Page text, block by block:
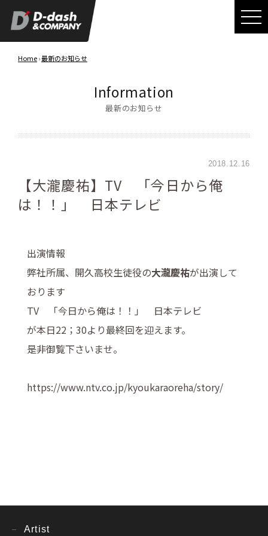
Home›最新のお知らせ
Information
最新のお知らせ
2018.12.16
【大瀧慶祐】TV 「今日から俺
は！！」 日本テレビ
出演情報
弊社所属、開久高校生徒役の大瀧慶祐が出演して
おります
TV 「今日から俺は！！」 日本テレビ
が本日22；30より最終回を迎えます。
是非御覧下さいませ。
https://www.ntv.co.jp/kyoukaraoreha/story/
Artist